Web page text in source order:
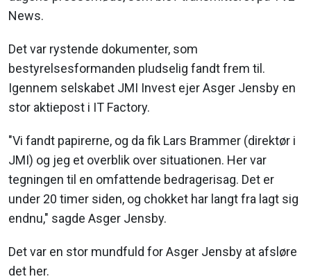
News.
Det var rystende dokumenter, som
bestyrelsesformanden pludselig fandt frem til.
Igennem selskabet JMI Invest ejer Asger Jensby en
stor aktiepost i IT Factory.
"Vi fandt papirerne, og da fik Lars Brammer (direktør i
JMI) og jeg et overblik over situationen. Her var
tegningen til en omfattende bedragerisag. Det er
under 20 timer siden, og chokket har langt fra lagt sig
endnu," sagde Asger Jensby.
Det var en stor mundfuld for Asger Jensby at afsløre
det her.